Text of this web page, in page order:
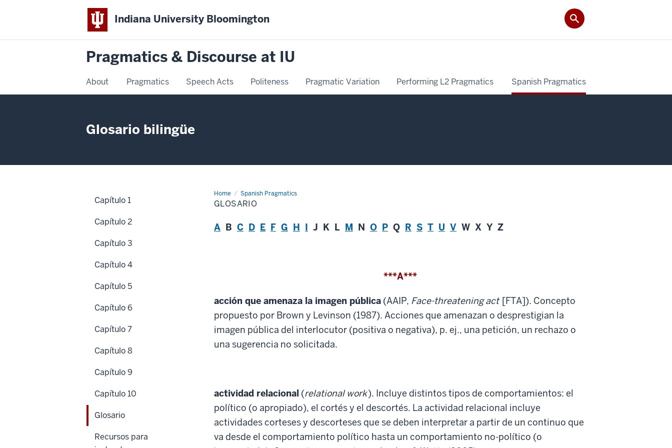
Indiana University Bloomington
Pragmatics & Discourse at IU
About Pragmatics Speech Acts Politeness Pragmatic Variation Performing L2 Pragmatics Spanish Pragmatics
Glosario bilingüe
Home Spanish Pragmatics
Glosario
GLOSARIO
A B C D E F G H I J K L M N O P Q R S T U V W X Y Z
***A***
acción que amenaza la imagen pública (AAIP, Face-threatening act [FTA]). Concepto
propuesto por Brown y Levinson (1987). Acciones que amenazan o desprestigian la
imagen pública del interlocutor (positiva o negativa), p. ej., una petición, un rechazo o
una sugerencia no solicitada.
actividad relacional (relational work). Incluye distintos tipos de comportamientos: el
político (o apropiado), el cortés y el descortés. La actividad relacional incluye
actividades corteses y descorteses que se deben interpretar a partir de un continuo que
va desde el comportamiento político hasta un comportamiento no-político (o
Capítulo 1
Capítulo 2
Capítulo 3
Capítulo 4
Capítulo 5
Capítulo 6
Capítulo 7
Capítulo 8
Capítulo 9
Capítulo 10
Glosario
Recursos para